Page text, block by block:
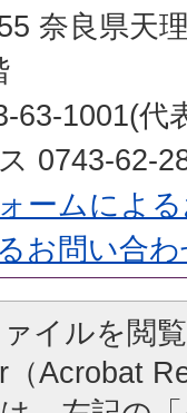
奈良県天
63-1001(代
0743-62-
ームによ
お問い合
イルを閲
（Acrobat